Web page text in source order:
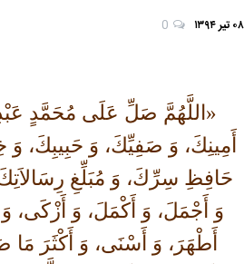
۰۸ تیر ۱۳۹۴ 0
«اللَّهُمَّ صَلِّ عَلَى مُحَمَّدٍ
أَمِينِكَ، وَ صَفِيِّكَ، وَ حَبِيبِكَ،
حَافِظِ سِرِّكَ‏، وَ مُبَلِّغِ
وَ أَجْمَلَ، وَ أَكْمَلَ، وَ أَزْكَى،
أَطْهَرَ، وَ أَسْنَى‏، وَ أَكْثَرَ